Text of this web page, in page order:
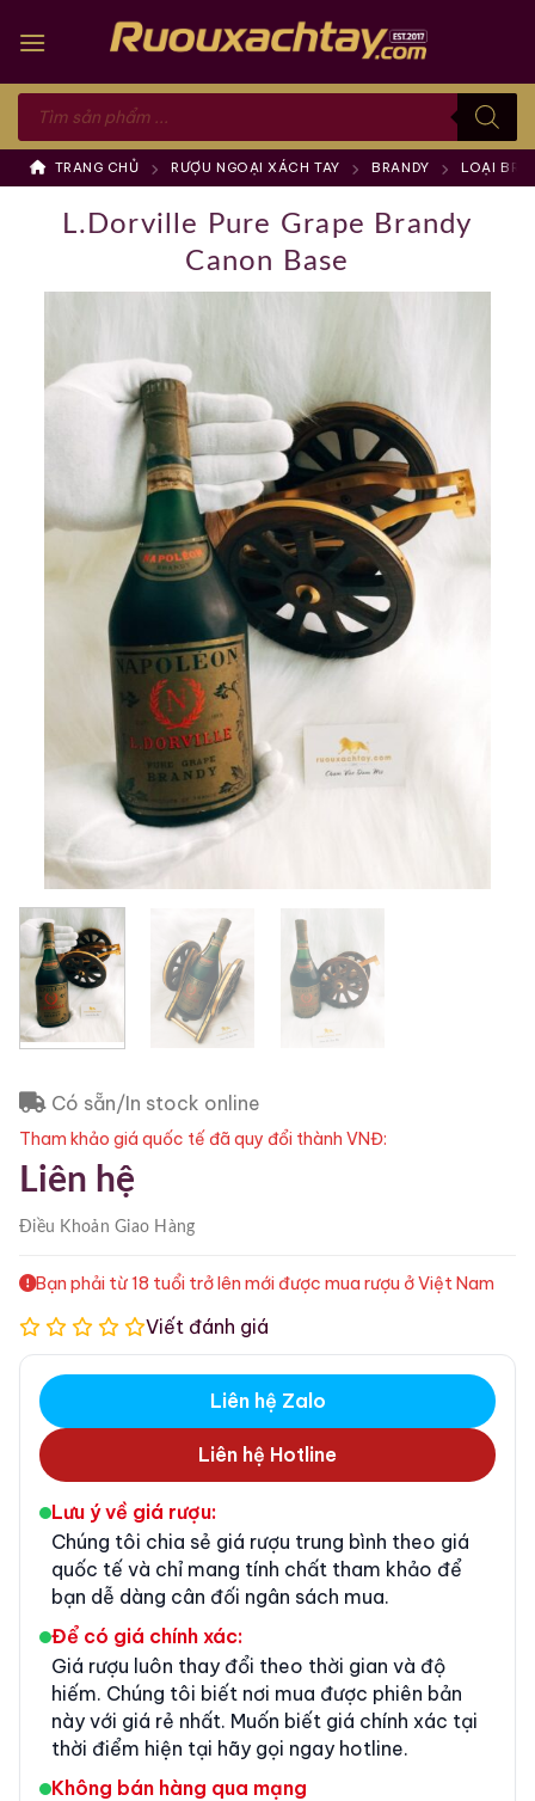
Tìm
kiếm
phẩm
TRANG CHỦ RƯỢU NGOẠI XÁCH TAY BRANDY LOẠI
L.Dorville Pure Grape Brandy
Canon Base
Có sẵn/In stock online
Tham khảo giá quốc tế đã quy đổi thành VNĐ:
Liên hệ
Điều KhoảnGiao Hàng
Bạn phải từ 18 tuổi trở lên mới được mua rượu ở Việt Nam
Viết đánh giá
Liên hệ Zalo
Liên hệ Hotline
Lưu ý về giá rượu:
Chúng tôi chia sẻ giá rượu trung bình theo giá
quốc tế và chỉ mang tính chất tham khảo để
bạn dễ dàng cân đối ngân sách mua.
Để có giá chính xác:
Giá rượu luôn thay đổi theo thời gian và độ
hiếm. Chúng tôi biết nơi mua được phiên bản
này với giá rẻ nhất. Muốn biết giá chính xác tại
thời điểm hiện tại hãy gọi ngay hotline.
Không bán hàng qua mạng